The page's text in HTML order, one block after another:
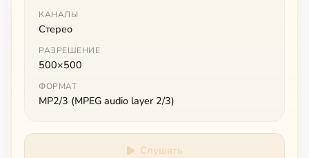
КАНАЛЫ
Стерео
РАЗРЕШЕНИЕ
500×500
ФОРМАТ
MP2/3 (MPEG audio layer 2/3)
Слушать